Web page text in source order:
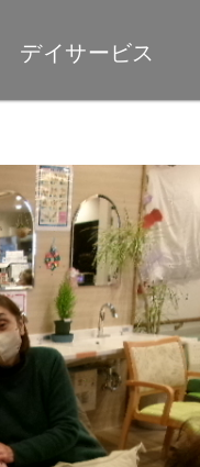
デイサービス